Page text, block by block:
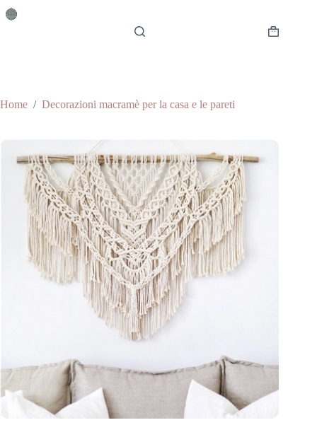
Salta
al
Carrello
Home / Decorazioni macramè per la casa e le pareti